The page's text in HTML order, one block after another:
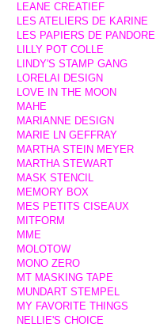
LEANE CREATIEF
LES ATELIERS DE KARINE
LES PAPIERS DE PANDORE
LILLY POT COLLE
LINDY'S STAMP GANG
LORELAI DESIGN
LOVE IN THE MOON
MAHE
MARIANNE DESIGN
MARIE LN GEFFRAY
MARTHA STEIN MEYER
MARTHA STEWART
MASK STENCIL
MEMORY BOX
MES PETITS CISEAUX
MITFORM
MME
MOLOTOW
MONO ZERO
MT MASKING TAPE
MUNDART STEMPEL
MY FAVORITE THINGS
NELLIE'S CHOICE